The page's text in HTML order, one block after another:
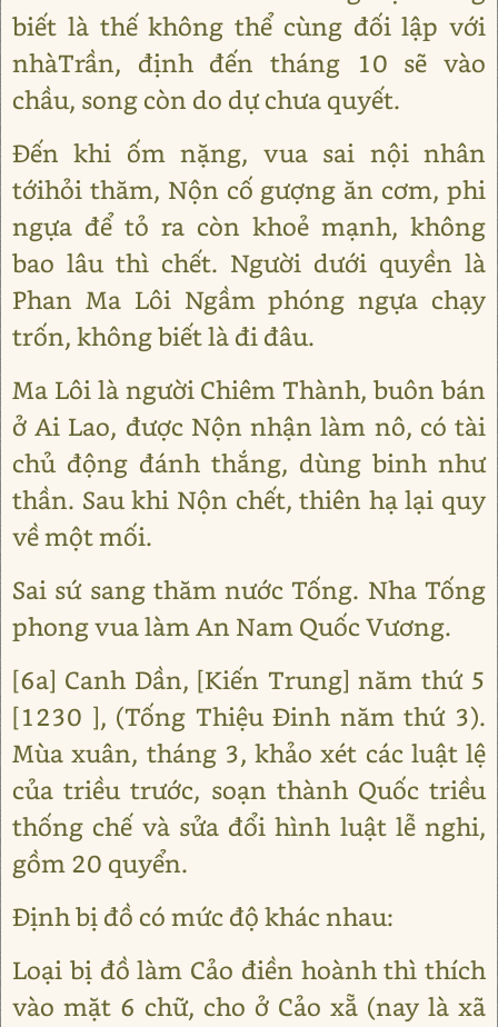
biết là thế không thể cùng đối lập với
nhàTrần, định đến tháng 10 sẽ vào
chầu, song còn do dự chưa quyết.
Đến khi ốm nặng, vua sai nội nhân
tớihỏi thăm, Nộn cố gượng ăn cơm, phi
ngựa để tỏ ra còn khoẻ mạnh, không
bao lâu thì chết. Người dưới quyền là
Phan Ma Lôi Ngầm phóng ngựa chạy
trốn, không biết là đi đâu.
Ma Lôi là người Chiêm Thành, buôn bán
ở Ai Lao, được Nộn nhận làm nô, có tài
chủ động đánh thắng, dùng binh như
thần. Sau khi Nộn chết, thiên hạ lại quy
về một mối.
Sai sứ sang thăm nước Tống. Nha Tống
phong vua làm An Nam Quốc Vương.
[6a] Canh Dần, [Kiến Trung] năm thứ 5
[1230 ], (Tống Thiệu Đinh năm thứ 3).
Mùa xuân, tháng 3, khảo xét các luật lệ
của triều trước, soạn thành Quốc triều
thống chế và sửa đổi hình luật lễ nghi,
gồm 20 quyển.
Định bị đồ có mức độ khác nhau:
Loại bị đồ làm Cảo điền hoành thì thích
vào mặt 6 chữ, cho ở Cảo xẵ (nay là xã